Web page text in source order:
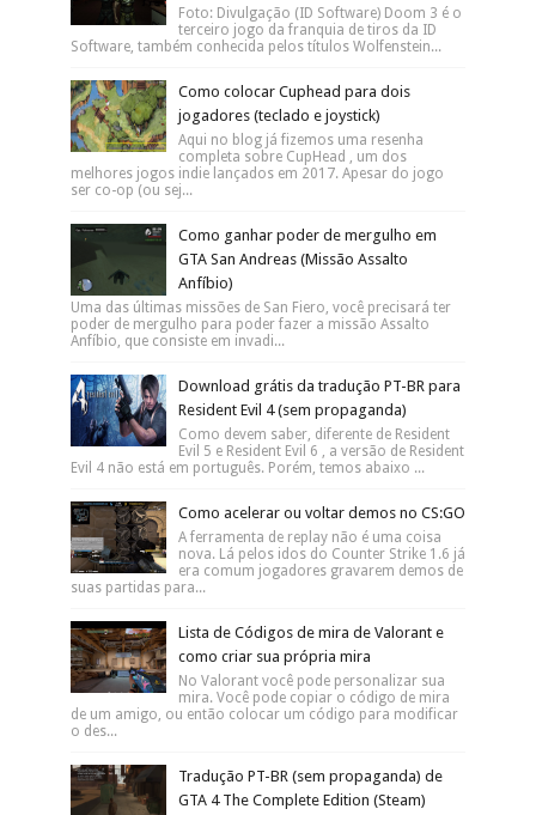
Foto: Divulgação (ID Software) Doom 3 é o
terceiro jogo da franquia de tiros da ID
Software, também conhecida pelos títulos Wolfenstein...
Como colocar Cuphead para dois
jogadores (teclado e joystick)
Aqui no blog já fizemos uma resenha
completa sobre CupHead , um dos
melhores jogos indie lançados em 2017. Apesar do jogo
ser co-op (ou sej...
Como ganhar poder de mergulho em
GTA San Andreas (Missão Assalto
Anfíbio)
Uma das últimas missões de San Fiero, você precisará ter
poder de mergulho para poder fazer a missão Assalto
Anfíbio, que consiste em invadi...
Download grátis da tradução PT-BR para
Resident Evil 4 (sem propaganda)
Como devem saber, diferente de Resident
Evil 5 e Resident Evil 6 , a versão de Resident
Evil 4 não está em português. Porém, temos abaixo ...
Como acelerar ou voltar demos no CS:GO
A ferramenta de replay não é uma coisa
nova. Lá pelos idos do Counter Strike 1.6 já
era comum jogadores gravarem demos de
suas partidas para...
Lista de Códigos de mira de Valorant e
como criar sua própria mira
No Valorant você pode personalizar sua
mira. Você pode copiar o código de mira
de um amigo, ou então colocar um código para modificar
o des...
Tradução PT-BR (sem propaganda) de
GTA 4 The Complete Edition (Steam)